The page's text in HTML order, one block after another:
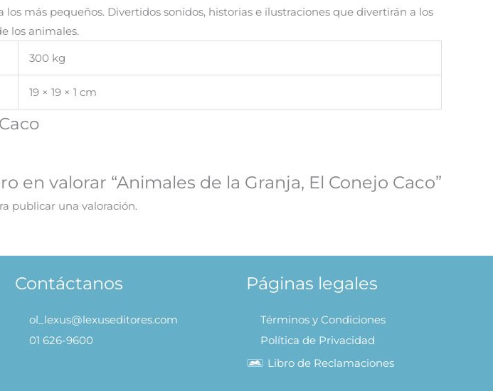
más pequeños. Divertidos sonidos, historias e ilustraciones que divertirán a los
los animales.
300 kg
19 × 19 × 1 cm
en valorar “Animales de la Granja, El Conejo Caco”
publicar una valoración.
Contáctanos
ol_lexus@lexuseditores.com
01 626-9600
Páginas legales
Términos y Condiciones
Política de Privacidad
Libro de Reclamaciones